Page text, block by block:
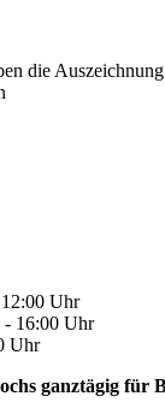
Uhr
- 16:00 Uhr
Uhr
ganztägig für